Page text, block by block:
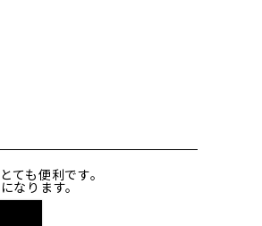
ても便利です。
なります。